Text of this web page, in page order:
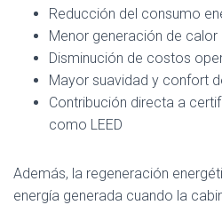
Reducción del consumo
Menor generación de calor
Disminución de costos
Mayor suavidad y confort
Contribución directa a
como LEED
Además, la regeneración
energía generada cuando la